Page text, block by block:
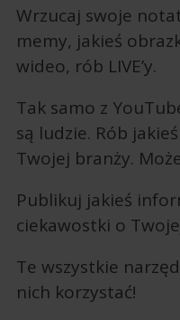
Wrzucaj swoje
memy, jakieś
wideo, rób LIVE’y.
Tak samo z
są ludzie. Rób
Twojej branży.
Publikuj jakieś
ciekawostki o
Te wszystkie
nich korzystać!